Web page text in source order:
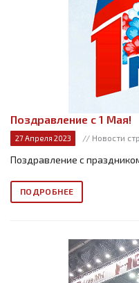
Поздравление с 1 Мая!
27 Апреля 2023 // Новости
Поздравление с
ПОДРОБНЕЕ